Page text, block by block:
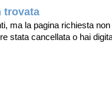
trovata
ma la pagina richiesta
stata cancellata o hai